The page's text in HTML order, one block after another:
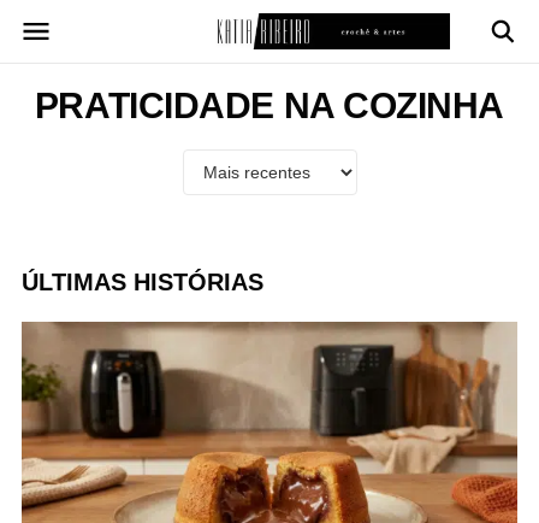
para
conteúdoPRATICIDADE NA COZINHA
ÚLTIMAS HISTÓRIAS